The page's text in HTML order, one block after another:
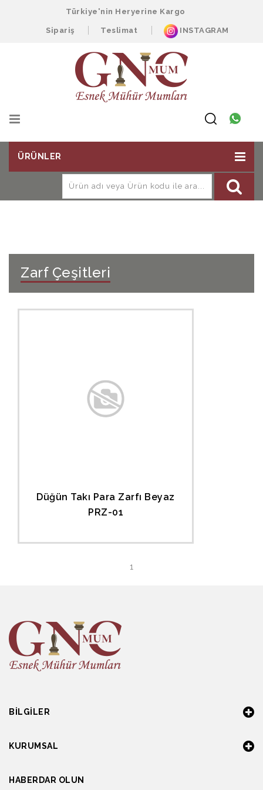
Türkiye'nin Heryerine Kargo
Sipariş Teslimat INSTAGRAM
ÜRÜNLER
Zarf Çeşitleri
Düğün Takı Para Zarfı Beyaz
PRZ-01
1
BILGILER
KURUMSAL
HABERDAR OLUN